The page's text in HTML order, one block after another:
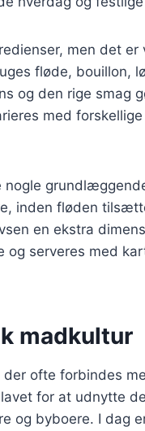
men det er
fløde, bouillon,
og den rige smag
med forskellige
nogle
inden fløden
en ekstra
serveres med
madkultur
der ofte forbindes
for at udnytte
og byboere. I dag